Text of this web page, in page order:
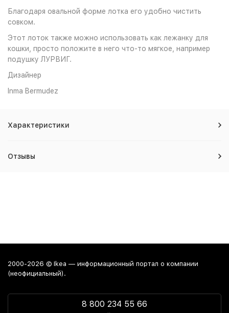
Благодаря овальной форме лотка его удобно чистить
совком.
Этот лоток также можно использовать как лежанку для
кошки, просто положите в него что-то мягкое, например
подушку ЛУРВИГ.
Дизайнер
Inma Bermudez
Характеристики
Отзывы
2000-2026 © Ikea — информационный портал о компании
(неофициальный).
8 800 234 55 66